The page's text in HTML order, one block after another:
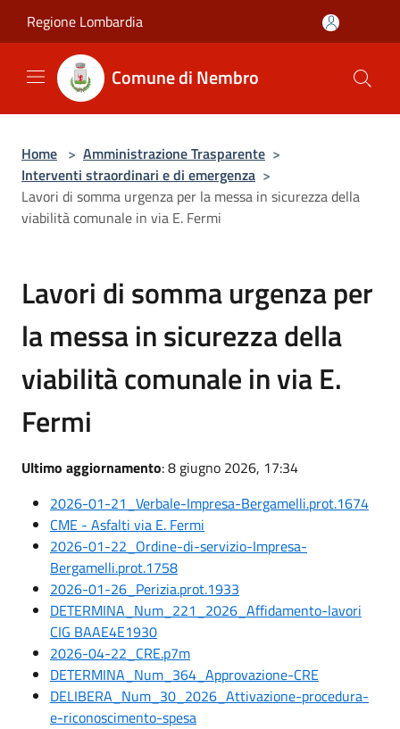
Regione Lombardia
Comune di Nembro
Home > Amministrazione Trasparente >
Interventi straordinari e di emergenza >
Lavori di somma urgenza per la messa in sicurezza della
viabilità comunale in via E. Fermi
Lavori di somma urgenza per
la messa in sicurezza della
viabilità comunale in via E.
Fermi
Ultimo aggiornamento: 8 giugno 2026, 17:34
2026-01-21_Verbale-Impresa-Bergamelli.prot.1674
CME - Asfalti via E. Fermi
2026-01-22_Ordine-di-servizio-Impresa-
Bergamelli.prot.1758
2026-01-26_Perizia.prot.1933
DETERMINA_Num_221_2026_Affidamento-lavori
CIG BAAE4E1930
2026-04-22_CRE.p7m
DETERMINA_Num_364_Approvazione-CRE
DELIBERA_Num_30_2026_Attivazione-procedura-
e-riconoscimento-spesa